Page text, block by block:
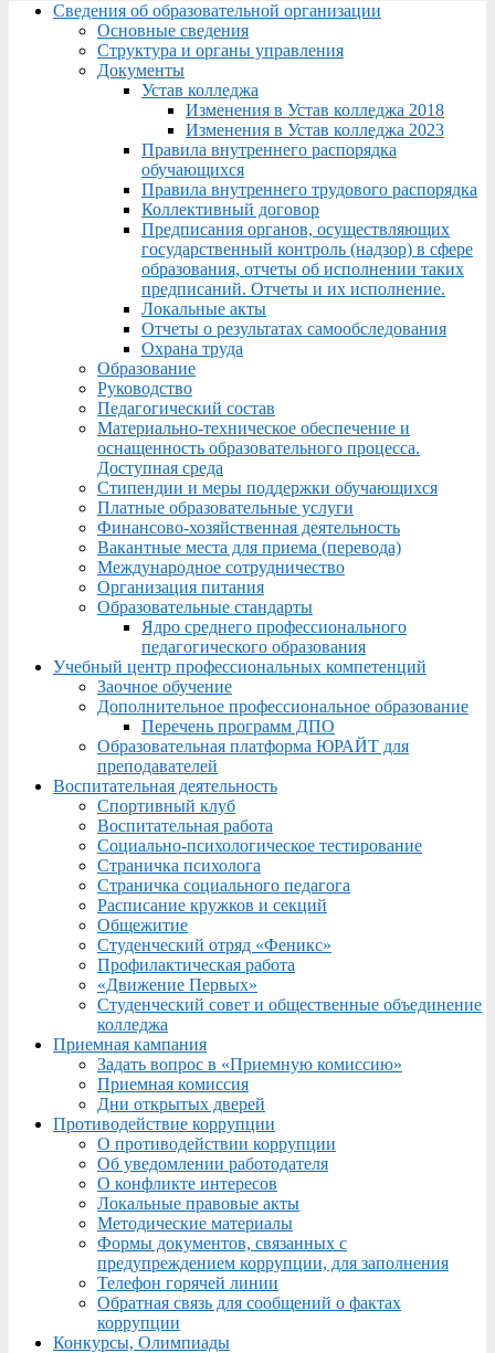
Menu
Сведения об образовательной организации
Основные сведения
Структура и органы управления
Документы
Устав колледжа
Изменения в Устав колледжа 2018
Изменения в Устав колледжа 2023
Правила внутреннего распорядка
обучающихся
Правила внутреннего трудового распорядка
Коллективный договор
Предписания органов, осуществляющих
государственный контроль (надзор) в сфере
образования, отчеты об исполнении таких
предписаний. Отчеты и их исполнение.
Локальные акты
Отчеты о результатах самообследования
Охрана труда
Образование
Руководство
Педагогический состав
Материально-техническое обеспечение и
оснащенность образовательного процесса.
Доступная среда
Стипендии и меры поддержки обучающихся
Платные образовательные услуги
Финансово-хозяйственная деятельность
Вакантные места для приема (перевода)
Международное сотрудничество
Организация питания
Образовательные стандарты
Ядро среднего профессионального
педагогического образования
Учебный центр профессиональных компетенций
Заочное обучение
Дополнительное профессиональное образование
Перечень программ ДПО
Образовательная платформа ЮРАЙТ для
преподавателей
Воспитательная деятельность
Спортивный клуб
Воспитательная работа
Социально-психологическое тестирование
Страничка психолога
Страничка социального педагога
Расписание кружков и секций
Общежитие
Студенческий отряд «Феникс»
Профилактическая работа
«Движение Первых»
Студенческий совет и общественные объединение
колледжа
Приемная кампания
Задать вопрос в «Приемную комиссию»
Приемная комиссия
Дни открытых дверей
Противодействие коррупции
О противодействии коррупции
Об уведомлении работодателя
О конфликте интересов
Локальные правовые акты
Методические материалы
Формы документов, связанных с
предупреждением коррупции, для заполнения
Телефон горячей линии
Обратная связь для сообщений о фактах
коррупции
Конкурсы, Олимпиады